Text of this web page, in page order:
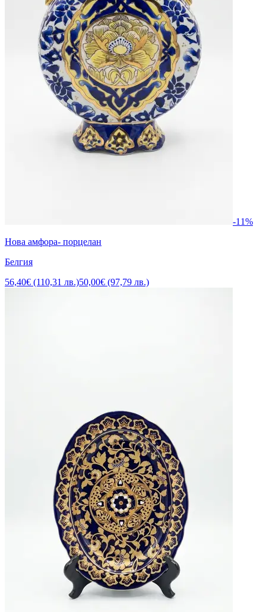
-11%
Нова амфора- порцелан
Белгия
56,40€ (110,31 лв.)50,00€ (97,79 лв.)